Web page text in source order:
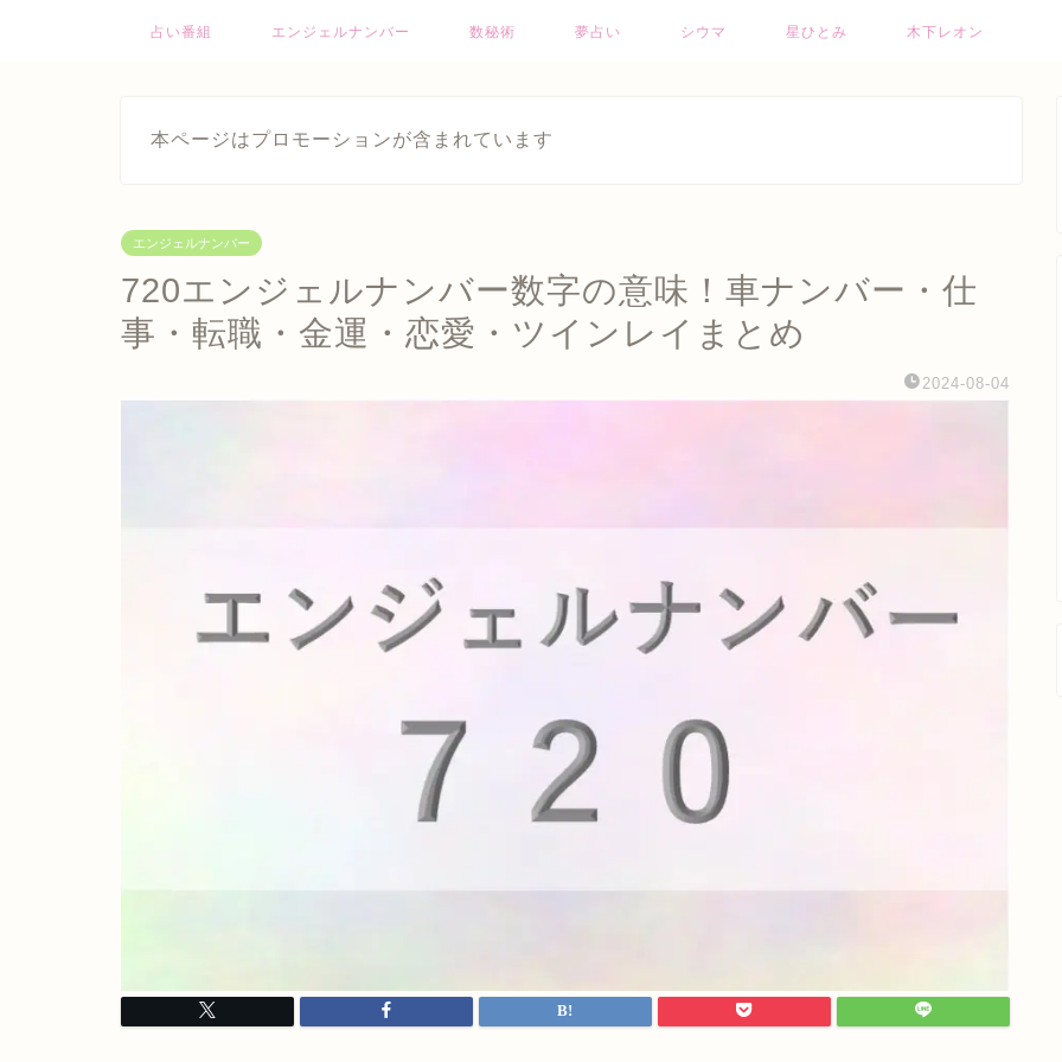
占い番組 エンジェルナンバー 数秘術 夢占い シウマ 星ひとみ 木下レオン
本ページはプロモーションが含まれています
エンジェルナンバー
720エンジェルナンバー数字の意味！車ナンバー・仕
事・転職・金運・恋愛・ツインレイまとめ
2024-08-04